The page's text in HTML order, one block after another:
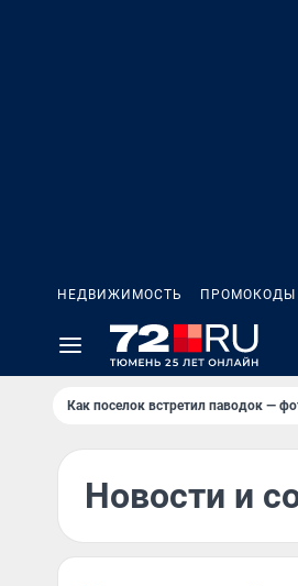
НЕДВИЖИМОСТЬ ПРОМОКОДЫ
Как поселок встретил паводок —
Новости и